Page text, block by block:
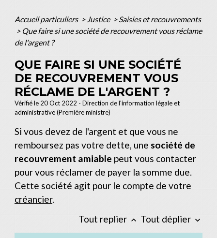
Accueil particuliers > Justice > Saisies et recouvrements
> Que faire si une société de recouvrement vous réclame
de l'argent ?
QUE FAIRE SI UNE SOCIÉTÉ
DE RECOUVREMENT VOUS
RÉCLAME DE L'ARGENT ?
Vérifié le 20 Oct 2022 - Direction de l'information légale et
administrative (Première ministre)
Si vous devez de l'argent et que vous ne
remboursez pas votre dette, une société de
recouvrement amiable peut vous contacter
pour vous réclamer de payer la somme due.
Cette société agit pour le compte de votre
créancier.
Tout replier keyboard_arrow_up Tout déplier keyboard_arrow_down